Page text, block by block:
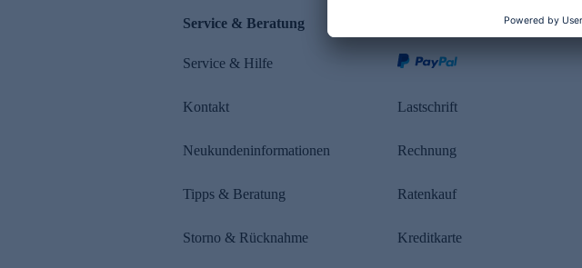
Service & Beratung
Service & Hilfe
Kontakt
Neukundeninformationen
Tipps & Beratung
Storno & Rücknahme
Lastschrift
Rechnung
Ratenkauf
Kreditkarte